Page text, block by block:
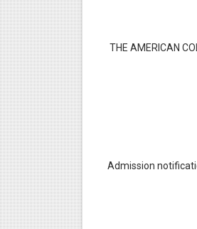
THE AMERICAN
Admission